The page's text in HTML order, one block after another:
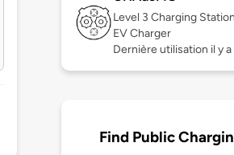
Level 3 Charging
EV Charger
Dernière utilisation il y
Find Public